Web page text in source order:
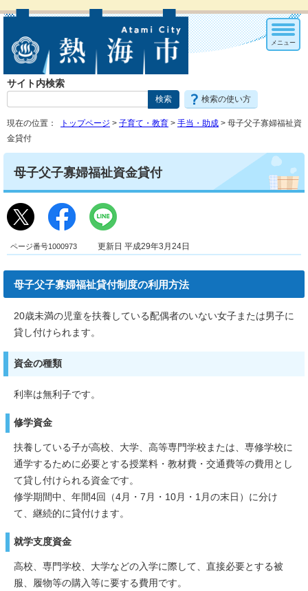
サイト内検索
検索の使い方
メニュー
現在の位置： トップページ > 子育て・教育 > 手当・助成 > 母子父子寡婦福祉資
金貸付
母子父子寡婦福祉資金貸付
ページ番号1000973 更新日 平成29年3月24日
母子父子寡婦福祉貸付制度の利用方法
20歳未満の児童を扶養している配偶者のいない女子または男子に
貸し付けられます。
資金の種類
利率は無利子です。
修学資金
扶養している子が高校、大学、高等専門学校または、専修学校に
通学するために必要とする授業料・教材費・交通費等の費用とし
て貸し付けられる資金です。
修学期間中、年間4回（4月・7月・10月・1月の末日）に分け
て、継続的に貸付けます。
就学支度資金
高校、専門学校、大学などの入学に際して、直接必要とする被
服、履物等の購入等に要する費用です。